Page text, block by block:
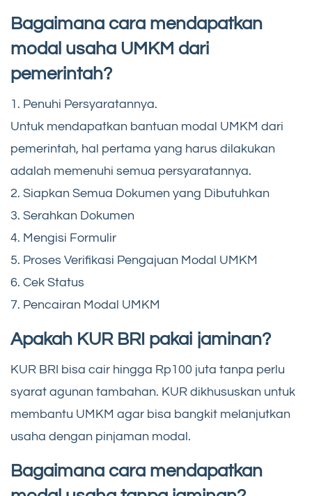
Bagaimana cara mendapatkan
modal usaha UMKM dari
pemerintah?
1. Penuhi Persyaratannya.
Untuk mendapatkan bantuan modal UMKM dari
pemerintah, hal pertama yang harus dilakukan
adalah memenuhi semua persyaratannya.
2. Siapkan Semua Dokumen yang Dibutuhkan
3. Serahkan Dokumen
4. Mengisi Formulir
5. Proses Verifikasi Pengajuan Modal UMKM
6. Cek Status
7. Pencairan Modal UMKM
Apakah KUR BRI pakai jaminan?
KUR BRI bisa cair hingga Rp100 juta tanpa perlu
syarat agunan tambahan. KUR dikhususkan untuk
membantu UMKM agar bisa bangkit melanjutkan
usaha dengan pinjaman modal.
Bagaimana cara mendapatkan